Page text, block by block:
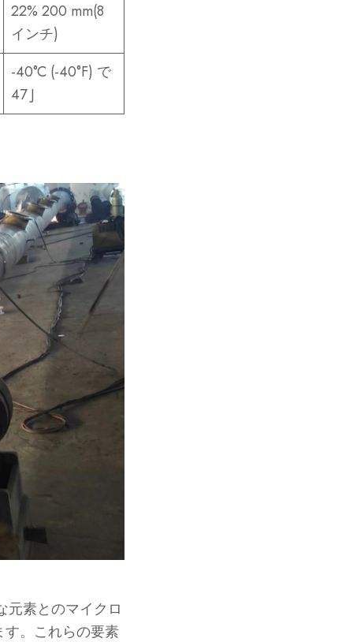
22% 200 mm(8
インチ)
-40°C (-40°F) で
47 J
元素とのマイクロ
。これらの要素